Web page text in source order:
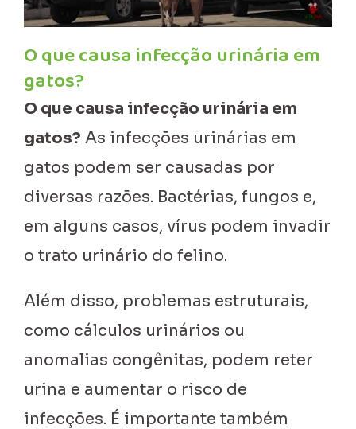
O que causa infecção urinária em
gatos?
O que causa infecção urinária em
gatos? As infecções urinárias em
gatos podem ser causadas por
diversas razões. Bactérias, fungos e,
em alguns casos, vírus podem invadir
o trato urinário do felino.
Além disso, problemas estruturais,
como cálculos urinários ou
anomalias congênitas, podem reter
urina e aumentar o risco de
infecções. É importante também